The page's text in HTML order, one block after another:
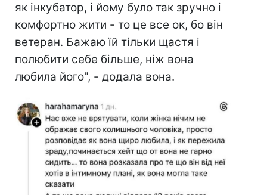
як інкубатор, і йому було так зручно і
комфортно жити - то це все ок, бо він
ветеран. Бажаю їй тільки щастя і
полюбити себе більше, ніж вона
любила його", - додала вона.